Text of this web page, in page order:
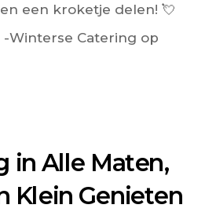
een kroketje delen! 💘
-Winterse Catering op
in Alle Maten,
Klein Genieten